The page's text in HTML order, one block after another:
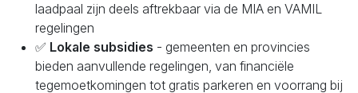
laadpaal zijn deels aftrekbaar via de MIA en VAMIL
regelingen
✅ Lokale subsidies - gemeenten en provincies
bieden aanvullende regelingen, van financiële
tegemoetkomingen tot gratis parkeren en voorrang bij